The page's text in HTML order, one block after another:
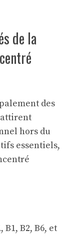
de la
des
hors du
essentiels,
B2, B6, et